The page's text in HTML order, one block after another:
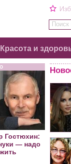
Гостюхин:
— надо
Поиск
Красота и